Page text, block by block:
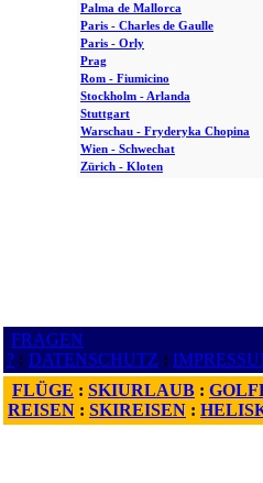
Palma de Mallorca
Paris - Charles de Gaulle
Paris - Orly
Prag
Rom - Fiumicino
Stockholm - Arlanda
Stuttgart
Warschau - Fryderyka Chopina
Wien - Schwechat
Zürich - Kloten
FRAGEN
? : DATENSCHUTZ :
FLÜGE : SKIURLAUB :
REISEN : SKIREISEN :